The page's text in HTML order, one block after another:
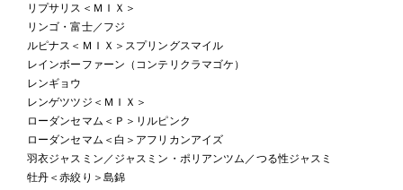
リプサリス＜ＭＩＸ＞
リンゴ・富士／フジ
ルピナス＜ＭＩＸ＞スプリングスマイル
レインボーファーン（コンテリクラマゴケ）
レンギョウ
レンゲツツジ＜ＭＩＸ＞
ローダンセマム＜Ｐ＞リルピンク
ローダンセマム＜白＞アフリカンアイズ
羽衣ジャスミン／ジャスミン・ポリアンツム／つる性ジャスミ
牡丹＜赤絞り＞島錦